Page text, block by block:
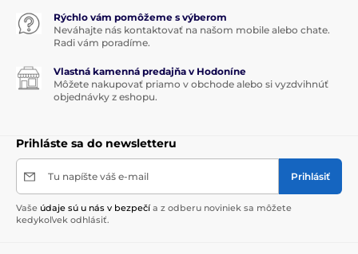
Rýchlo vám pomôžeme s výberom
Neváhajte nás kontaktovať na našom mobile alebo chate.
Radi vám poradíme.
Vlastná kamenná predajňa v Hodoníne
Môžete nakupovať priamo v obchode alebo si vyzdvihnúť
objednávky z eshopu.
Prihláste sa do newsletteru
Tu napíšte váš e-mail Prihlásiť
Vaše údaje sú u nás v bezpečí a z odberu noviniek sa môžete
kedykoľvek odhlásiť.